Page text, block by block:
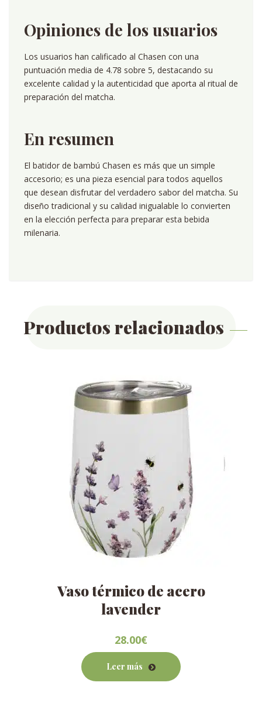
Opiniones de los usuarios
Los usuarios han calificado al Chasen con una
puntuación media de 4.78 sobre 5, destacando su
excelente calidad y la autenticidad que aporta al ritual de
preparación del matcha.
En resumen
El batidor de bambú Chasen es más que un simple
accesorio; es una pieza esencial para todos aquellos
que desean disfrutar del verdadero sabor del matcha. Su
diseño tradicional y su calidad inigualable lo convierten
en la elección perfecta para preparar esta bebida
milenaria.
Productos relacionados
Vaso térmico de acero
lavender
28.00€
Leer más